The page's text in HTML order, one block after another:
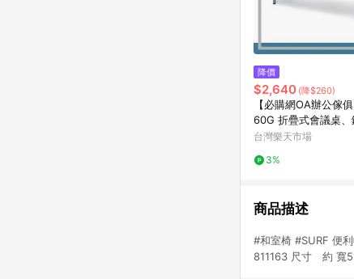
降價
$2,640 (降$260)
【必購網OA辦公傢
60G 折疊式會議桌、
台灣樂天市場
3%
商品描述
#和室椅 #SURF 便
811163 尺寸 約 寬